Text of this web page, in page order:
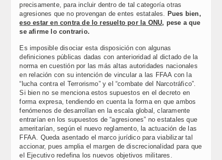
precisamente, para incluir dentro de tal categoría otras
agresiones que no provengan de entes estatales. Pues bien,
eso estar en contra de lo resuelto por la ONU, pese a que
se afirme lo contrario.
Es imposible disociar esta disposición con algunas
definiciones públicas dadas con anterioridad al dictado de la
norma en cuestión por las más altas autoridades nacionales
en relación con su intención de vincular a las FFAA con la
“lucha contra el Terrorismo” y el “combate del Narcotráfico”.
Si bien no se menciona estos supuestos en el decreto en
forma expresa, tendiendo en cuenta la forma en que ambos
fenómenos de desarrollan en la escala global, claramente
entrarían en los supuestos de “agresiones” no estatales que
ameritarían, según el nuevo reglamento, la actuación de las
FFAA. Queda asentado el marco jurídico para viabilizar tal
accionar, pues amplia el margen de discrecionalidad para que
el Ejecutivo redefina los nuevos objetivos militares.